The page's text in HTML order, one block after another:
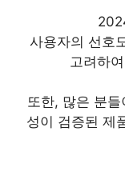
사용자의 선호
고려하
또한, 많은 분
성이 검증된 제